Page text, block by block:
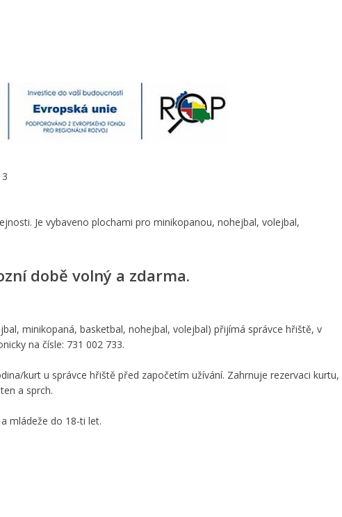
Je vybaveno plochami pro minikopanou, nohejbal, volejbal,
době volný a zdarma.
minikopaná, basketbal, nohejbal, volejbal) přijímá správce hřiště, v
na čísle: 731 002 733.
kurt u správce hřiště před započetím užívání. Zahrnuje rezervaci kurtu,
a sprch.
mládeže do 18-ti let.